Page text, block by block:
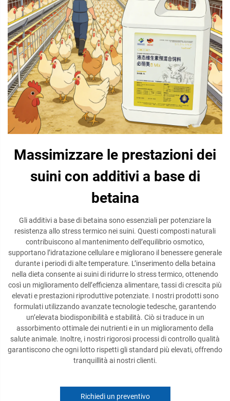
Massimizzare le prestazioni dei
suini con additivi a base di
betaina
Gli additivi a base di betaina sono essenziali per potenziare la
resistenza allo stress termico nei suini. Questi composti naturali
contribuiscono al mantenimento dell’equilibrio osmotico,
supportano l’idratazione cellulare e migliorano il benessere generale
durante i periodi di alte temperature. L’inserimento della betaina
nella dieta consente ai suini di ridurre lo stress termico, ottenendo
così un miglioramento dell’efficienza alimentare, tassi di crescita più
elevati e prestazioni riproduttive potenziate. I nostri prodotti sono
formulati utilizzando avanzate tecnologie tedesche, garantendo
un’elevata biodisponibilità e stabilità. Ciò si traduce in un
assorbimento ottimale dei nutrienti e in un miglioramento della
salute animale. Inoltre, i nostri rigorosi processi di controllo qualità
garantiscono che ogni lotto rispetti gli standard più elevati, offrendo
tranquillità ai nostri clienti.
Richiedi un preventivo